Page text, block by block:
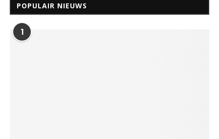
POPULAIR NIEUWS
1